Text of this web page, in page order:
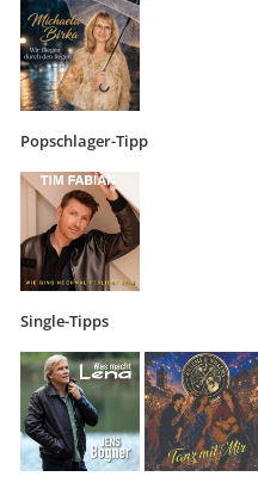
Popschlager-Tipp
Single-Tipps